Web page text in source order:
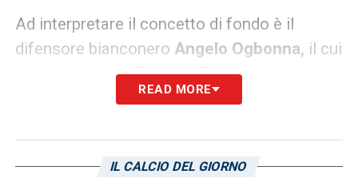
Ad interpretare il concetto di fondo è il
difensore bianconero Angelo Ogbonna, il cui
pensiero viene affidato a Facebook:
Felicissimo per il passaggio del turno,
READ MORE
IL CALCIO DEL GIORNO